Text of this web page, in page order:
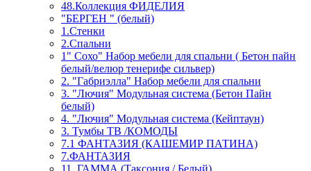
48.Коллекция ФИДЕЛИЯ
"БЕРГЕН " (белый)
1.Стенки
2.Спальни
1" Сохо" Набор мебели для спальни ( Бетон пайн
белый/велюр тенерифе сильвер)
2. "Габриэлла" Набор мебели для спальни
3. "Лючия" Модульная система (Бетон Пайн
белый)
4. "Лючия" Модульная система (Кейптаун)
3. Тумбы ТВ /КОМОДЫ
7.1 ФАНТАЗИЯ (КАШЕМИР ПАТИНА)
7.ФАНТАЗИЯ
11. ГАММА (Таксония / Белый)